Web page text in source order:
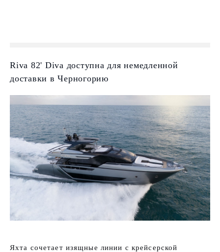
Riva 82' Diva доступна для немедленной
доставки в Черногорию
Яхта сочетает изящные линии с крейсерской